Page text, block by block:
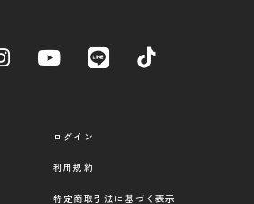
ログイン
利用規約
特定商取引法に基づく表示